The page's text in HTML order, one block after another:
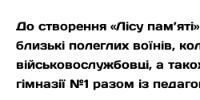
До створення «Лісу
близькі полеглих воїнів,
військовослужбовці, а
гімназії №1 разом із